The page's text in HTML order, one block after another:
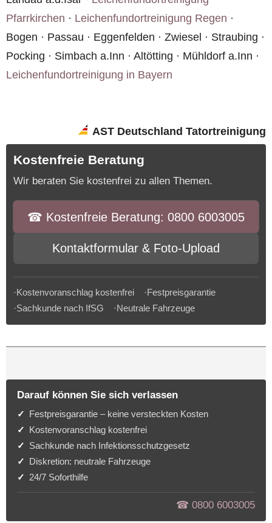
Pfarrkirchen · Leichenfundortreinigung Regen ·
Bogen · Passau · Eggenfelden · Zwiesel · Straubing ·
Pocking · Simbach a.Inn · Altötting · Mühldorf a.Inn ·
Leichenfundortreinigung in Bayern
AST Deutschland Tatortreinigung
Kostenfreie Beratung
Wir beraten Sie kostenfrei zu allen Themen.
☎︎ Kostenfreie Beratung: 0800 6003005
Kontaktformular & Foto-Upload
·Kostenvoranschlag kostenfrei ·Festpreisgarantie
·Sachkunde nach IfSG ·Neutrale Fahrzeuge
Darauf können Sie sich verlassen
Festpreisgarantie – keine versteckten Kosten
Kostenvoranschlag kostenfrei
Sachkunde nach Infektionsschutzgesetz
Diskretion: neutrale Fahrzeuge
24/7 Soforthilfe
☎︎ 0800 6003005